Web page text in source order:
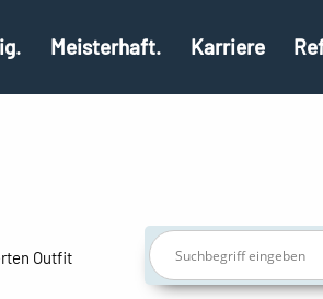
Meisterhaft. Karriere
Outfit